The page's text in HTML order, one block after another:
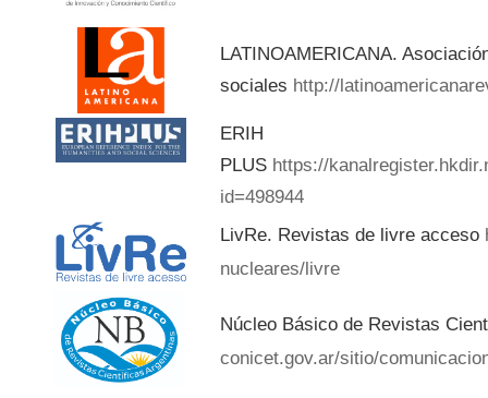
LATINOAMERICANA.
sociales http://
ERIH
PLUS https://
id=498944
LivRe. Revistas de livre acceso
nucleares/livre
Núcleo Básico de Revistas
conicet.gov.ar/sitio/